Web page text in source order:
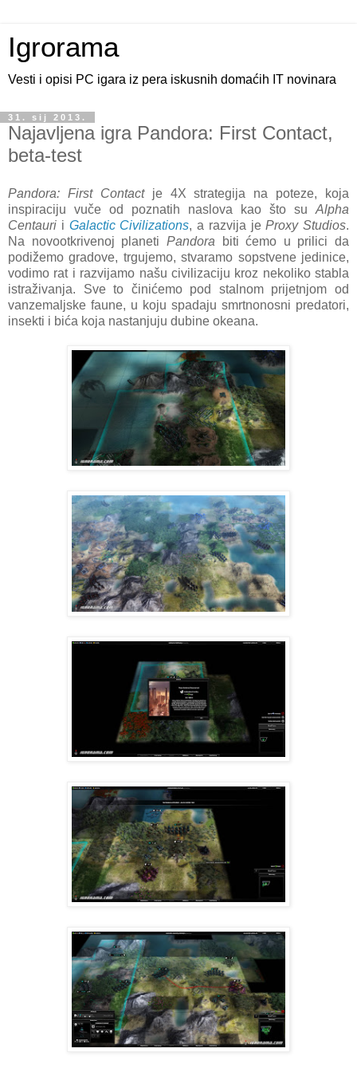
Igrorama
Vesti i opisi PC igara iz pera iskusnih domaćih IT novinara
31. sij 2013.
Najavljena igra Pandora: First Contact,
beta-test
Pandora: First Contactje 4X strategija na poteze, koja
inspiraciju vuče od poznatih naslova kao što su Alpha
Centauri i Galactic Civilizations, a razvija jeProxy Studios.
Na novootkrivenoj planeti Pandora biti ćemo u prilici da
podižemo gradove, trgujemo, stvaramo sopstvene jedinice,
vodimo rat i razvijamo našu civilizaciju kroz nekoliko stabla
istraživanja. Sve to činićemo pod stalnom prijetnjom od
vanzemaljske faune, u koju spadaju smrtnonosni predatori,
insekti i bića koja nastanjuju dubine okeana.